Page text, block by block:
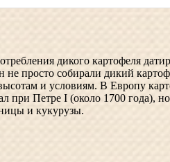
дикого картофеля
просто собирали дикий
и условиям. В Европу
Петре I (около 1700 года),
и кукурузы.